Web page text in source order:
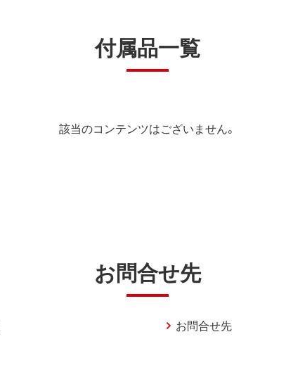
付属品一覧
該当のコンテンツはございません。
お問合せ先
お問合せ先